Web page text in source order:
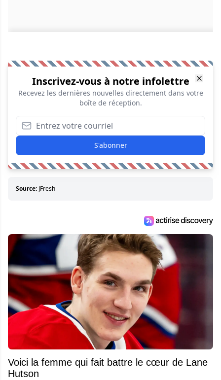
Inscrivez-vous à notre infolettre
Recevez les dernières nouvelles directement dans votre
boîte de réception.
S'abonner
Source: JFresh
Voici la femme qui fait battre le cœur de Lane
Hutson